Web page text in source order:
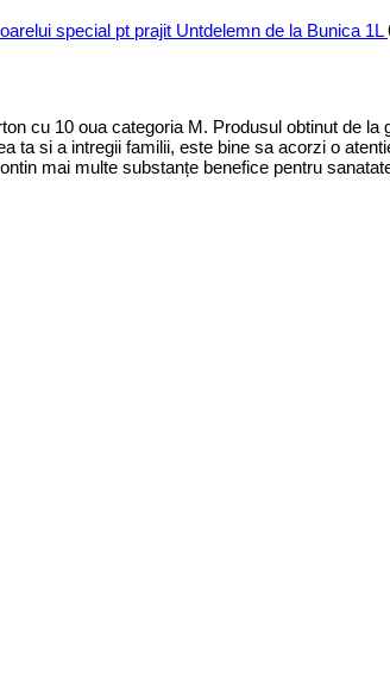
special pt prajit Untdelemn de la Bunica 1L
cu 10 oua categoria M. Produsul obtinut de
ta si a intregii familii, este bine sa acorzi o
mai multe substanțe benefice pentru